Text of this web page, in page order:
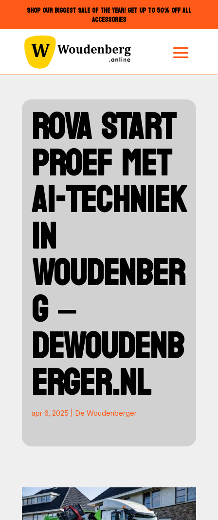
SHOP OUR BIGGEST SALE OF THE YEAR! GET UP TO 50% OFF ALL
ACCESSORIES
ROVA START
PROEF MET
AI-TECHNIEK
IN
WOUDENBER
G –
DEWOUDENB
ERGER.NL
apr 6, 2025 De Woudenberger